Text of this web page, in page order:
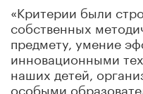
«Критерии были
собственных
предмету, умение
инновационными
наших детей,
особыми